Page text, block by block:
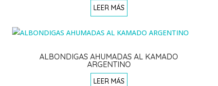
LEER MÁS
ALBONDIGAS AHUMADAS AL KAMADO
ARGENTINO
LEER MÁS